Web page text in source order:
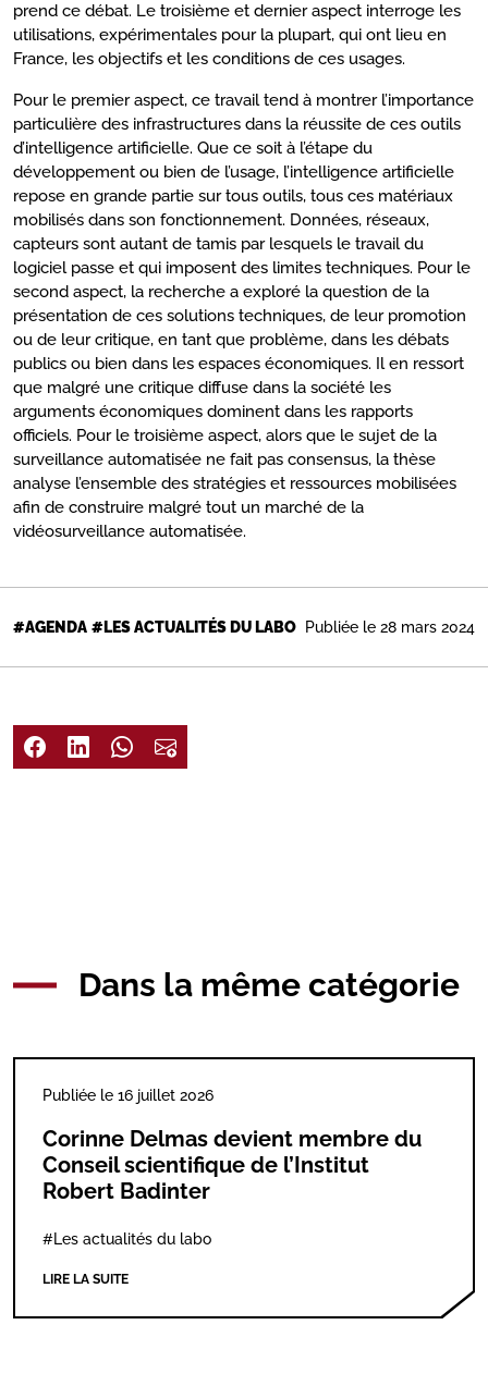
prend ce débat. Le troisième et dernier aspect interroge les
utilisations, expérimentales pour la plupart, qui ont lieu en
France, les objectifs et les conditions de ces usages.
Pour le premier aspect, ce travail tend à montrer l’importance
particulière des infrastructures dans la réussite de ces outils
d’intelligence artificielle. Que ce soit à l’étape du
développement ou bien de l’usage, l’intelligence artificielle
repose en grande partie sur tous outils, tous ces matériaux
mobilisés dans son fonctionnement. Données, réseaux,
capteurs sont autant de tamis par lesquels le travail du
logiciel passe et qui imposent des limites techniques. Pour le
second aspect, la recherche a exploré la question de la
présentation de ces solutions techniques, de leur promotion
ou de leur critique, en tant que problème, dans les débats
publics ou bien dans les espaces économiques. Il en ressort
que malgré une critique diffuse dans la société les
arguments économiques dominent dans les rapports
officiels. Pour le troisième aspect, alors que le sujet de la
surveillance automatisée ne fait pas consensus, la thèse
analyse l’ensemble des stratégies et ressources mobilisées
afin de construire malgré tout un marché de la
vidéosurveillance automatisée.
#AGENDA #LES ACTUALITÉS DU LABO Publiée le 28 mars 2024
Dans la même catégorie
Publiée le 16 juillet 2026
Corinne Delmas devient membre du
Conseil scientifique de l’Institut
Robert Badinter
#Les actualités du labo
LIRE LA SUITE